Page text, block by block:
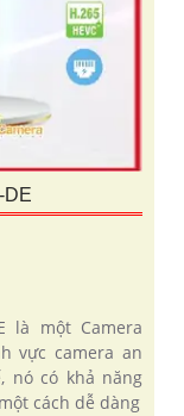
DE
là một Camera
vực camera an
nó có khả năng
cách dễ dàng